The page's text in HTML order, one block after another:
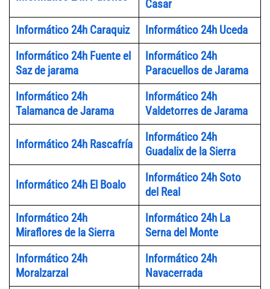
Casar
Informático 24h Caraquiz
Informático 24h Uceda
Informático 24h Fuente el
Saz de jarama
Informático 24h
Paracuellos de Jarama
Informático 24h
Talamanca de Jarama
Informático 24h
Valdetorres de Jarama
Informático 24h Rascafría
Informático 24h
Guadalix de la Sierra
Informático 24h El Boalo
Informático 24h Soto
del Real
Informático 24h
Miraflores de la Sierra
Informático 24h La
Serna del Monte
Informático 24h
Moralzarzal
Informático 24h
Navacerrada